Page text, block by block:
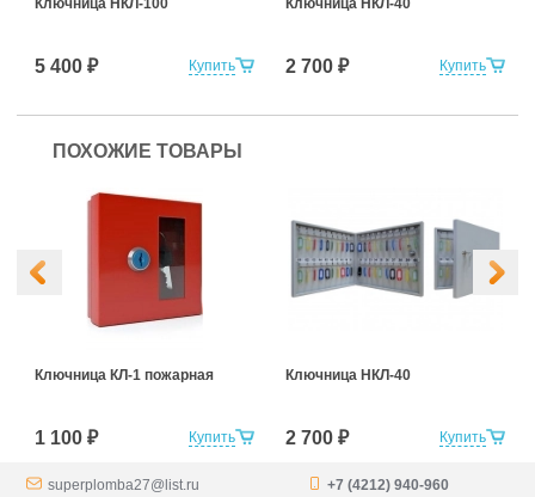
Купить
Ключница НКЛ-100
5 400 ₽ Купить
Ключница НКЛ-40
2 700 ₽
ПОХОЖИЕ ТОВАРЫ
Купить
Ключница КЛ-1 пожарная
1 100 ₽ Купить
Ключница НКЛ-40
2 700 ₽
superplomba27@list.ru +7 (4212) 940-960